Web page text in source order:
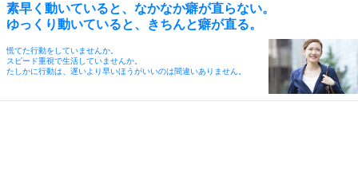
素早く動いていると、なかなか癖が直らない。
ゆっくり動いていると、きちんと癖が直る。
慌てた行動をしていませんか。
スピード重視で生活していませんか。
たしかに行動は、遅いより早いほうがいいのは間違いありません。